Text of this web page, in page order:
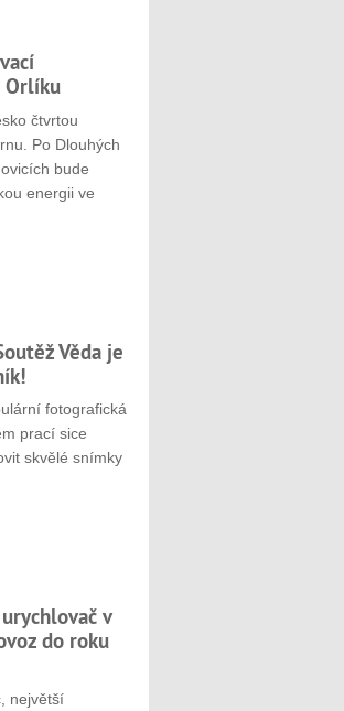
Orlíku
čtvrtou
Po Dlouhých
bude
energii ve
Věda je
fotografická
prací sice
skvělé snímky
v
do roku
největší